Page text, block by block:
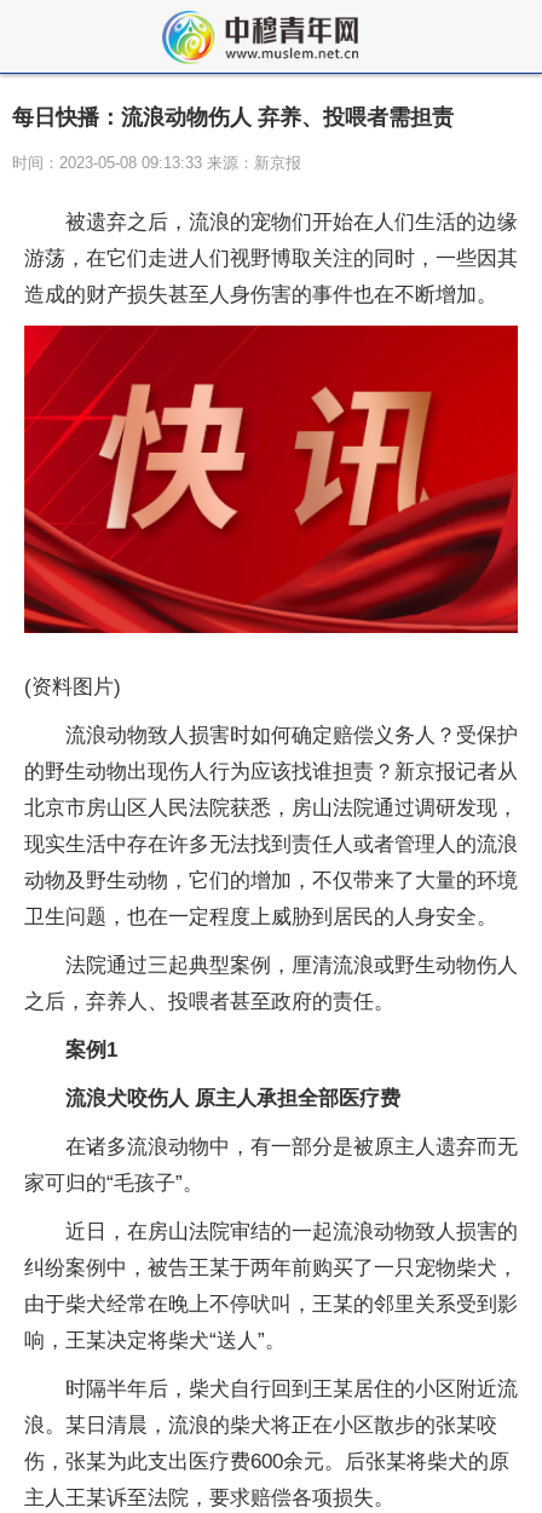
每日快播：流浪动物伤人 弃养、投喂者需担责
时间：2023-05-08 09:13:33 来源：新京报
被遗弃之后，流浪的宠物们开始在人们生活的边缘
游荡，在它们走进人们视野博取关注的同时，一些因其
造成的财产损失甚至人身伤害的事件也在不断增加。
(资料图片)
流浪动物致人损害时如何确定赔偿义务人？受保护
的野生动物出现伤人行为应该找谁担责？新京报记者从
北京市房山区人民法院获悉，房山法院通过调研发现，
现实生活中存在许多无法找到责任人或者管理人的流浪
动物及野生动物，它们的增加，不仅带来了大量的环境
卫生问题，也在一定程度上威胁到居民的人身安全。
法院通过三起典型案例，厘清流浪或野生动物伤人
之后，弃养人、投喂者甚至政府的责任。
案例1
流浪犬咬伤人 原主人承担全部医疗费
在诸多流浪动物中，有一部分是被原主人遗弃而无
家可归的“毛孩子”。
近日，在房山法院审结的一起流浪动物致人损害的
纠纷案例中，被告王某于两年前购买了一只宠物柴犬，
由于柴犬经常在晚上不停吠叫，王某的邻里关系受到影
响，王某决定将柴犬“送人”。
时隔半年后，柴犬自行回到王某居住的小区附近流
浪。某日清晨，流浪的柴犬将正在小区散步的张某咬
伤，张某为此支出医疗费600余元。后张某将柴犬的原
主人王某诉至法院，要求赔偿各项损失。